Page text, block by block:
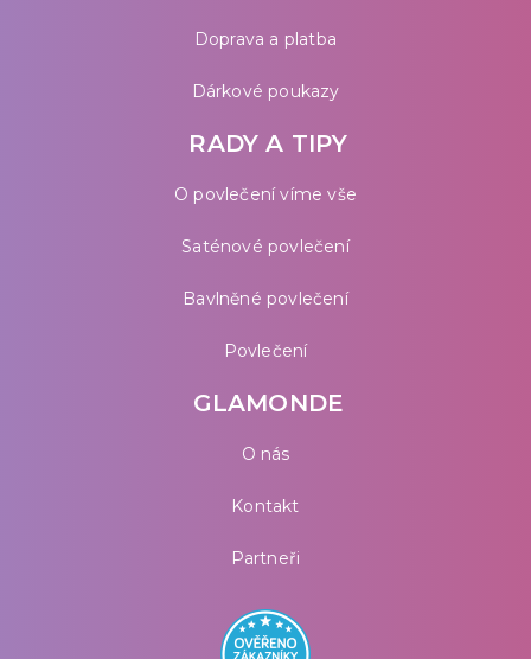
Doprava a platba
Dárkové poukazy
RADY A TIPY
O povlečení víme vše
Saténové povlečení
Bavlněné povlečení
Povlečení
GLAMONDE
O nás
Kontakt
Partneři